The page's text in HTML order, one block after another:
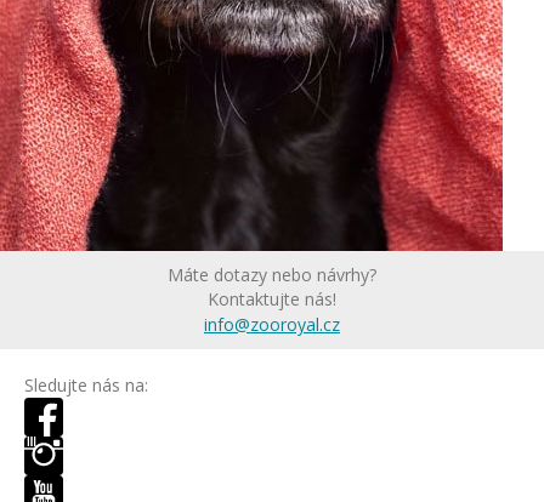
Máte dotazy nebo návrhy?
Kontaktujte nás!
info@zooroyal.cz
Sledujte nás na: